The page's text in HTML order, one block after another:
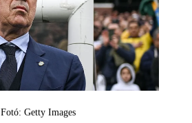
Fotó: Getty Images